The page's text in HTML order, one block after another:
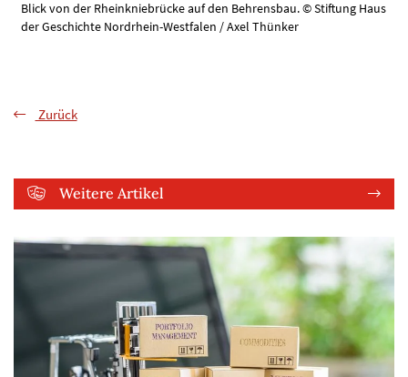
Blick von der Rheinkniebrücke auf den Behrensbau. © Stiftung Haus
der Geschichte Nordrhein-Westfalen / Axel Thünker
Zurück
Weitere Artikel